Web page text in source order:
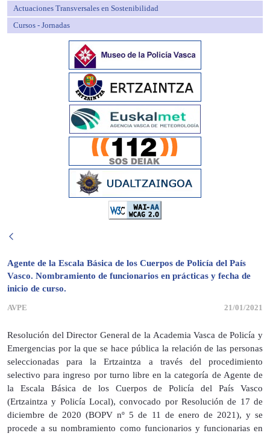
Actuaciones Transversales en Sostenibilidad
Cursos - Jornadas
Agente de la Escala Básica de los Cuerpos de Policía del País
Vasco. Nombramiento de funcionarios en prácticas y fecha de
inicio de curso.
AVPE 21/01/2021
Resolución del Director General de la Academia Vasca de Policía y
Emergencias por la que se hace pública la relación de las personas
seleccionadas para la Ertzaintza a través del procedimiento
selectivo para ingreso por turno libre en la categoría de Agente de
la Escala Básica de los Cuerpos de Policía del País Vasco
(Ertzaintza y Policía Local), convocado por Resolución de 17 de
diciembre de 2020 (BOPV nº 5 de 11 de enero de 2021), y se
procede a su nombramiento como funcionarios y funcionarias en